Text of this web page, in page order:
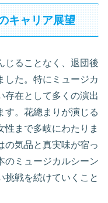
キャリア展望
じることなく、退団後
した。特にミュージカ
存在として多くの演出
す。花總まりが演じる
性まで多岐にわたりま
の気品と真実味が宿っ
のミュージカルシーン
挑戦を続けていくこと